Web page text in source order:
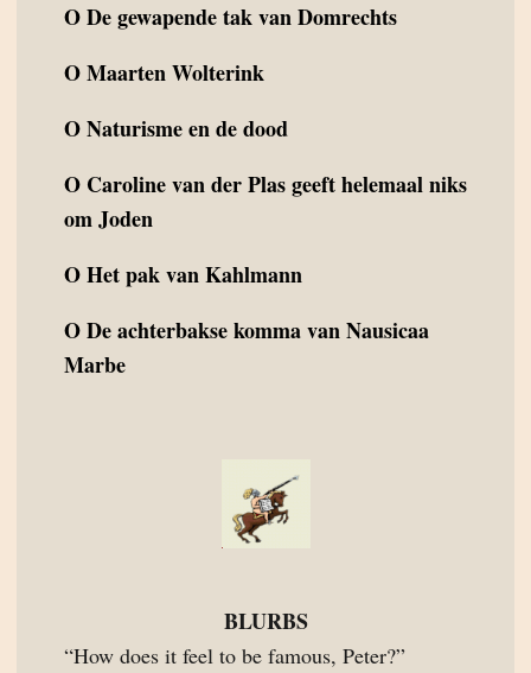
ODe gewapende tak van Domrechts
OMaarten Wolterink
ONaturisme en de dood
O Caroline van der Plas geeft helemaal niks
om Joden
OHet pak van Kahlmann
ODe achterbakse komma van Nausicaa
Marbe
BLURBS
“How does it feel to be famous, Peter?”